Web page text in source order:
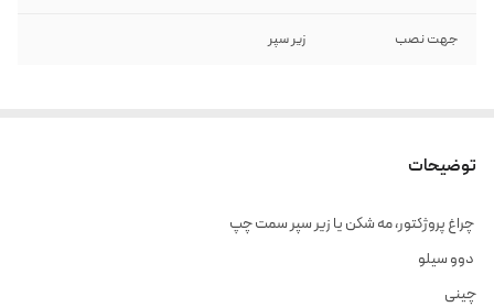
جهت نصب زیر سپر
توضیحات
چراغ پروژکتور، مه شکن یا زیر سپر سمت چپ
دوو سیلو
چینی